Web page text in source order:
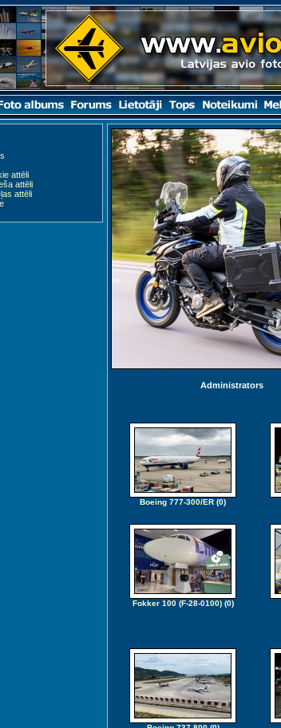
attēli
attēli
attēli
Administrators
Boeing 777-300/ER (0)
Fokker 100 (F-28-0100)(0)